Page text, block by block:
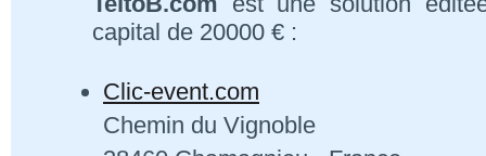
capital de 20000 € :
Clic-event.com
Chemin du Vignoble